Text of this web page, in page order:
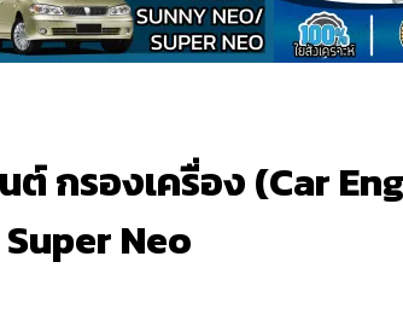
ต์ กรองเครื่อง (Car
Neo